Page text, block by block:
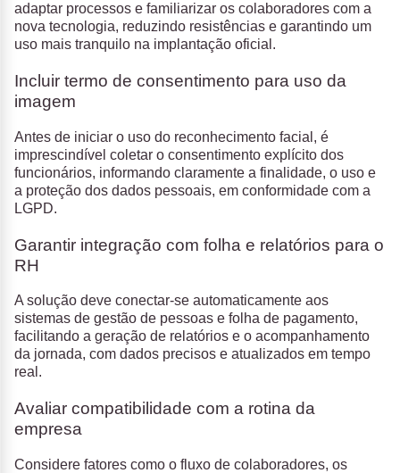
adaptar processos e familiarizar os colaboradores com a
nova tecnologia, reduzindo resistências e garantindo um
uso mais tranquilo na implantação oficial.
Incluir termo de consentimento para uso da
imagem
Antes de iniciar o uso do reconhecimento facial, é
imprescindível coletar o consentimento explícito dos
funcionários, informando claramente a finalidade, o uso e
a proteção dos dados pessoais, em conformidade com a
LGPD.
Garantir integração com folha e relatórios para o
RH
A solução deve conectar-se automaticamente aos
sistemas de gestão de pessoas e folha de pagamento,
facilitando a geração de relatórios e o acompanhamento
da jornada, com dados precisos e atualizados em tempo
real.
Avaliar compatibilidade com a rotina da
empresa
Considere fatores como o fluxo de colaboradores, os